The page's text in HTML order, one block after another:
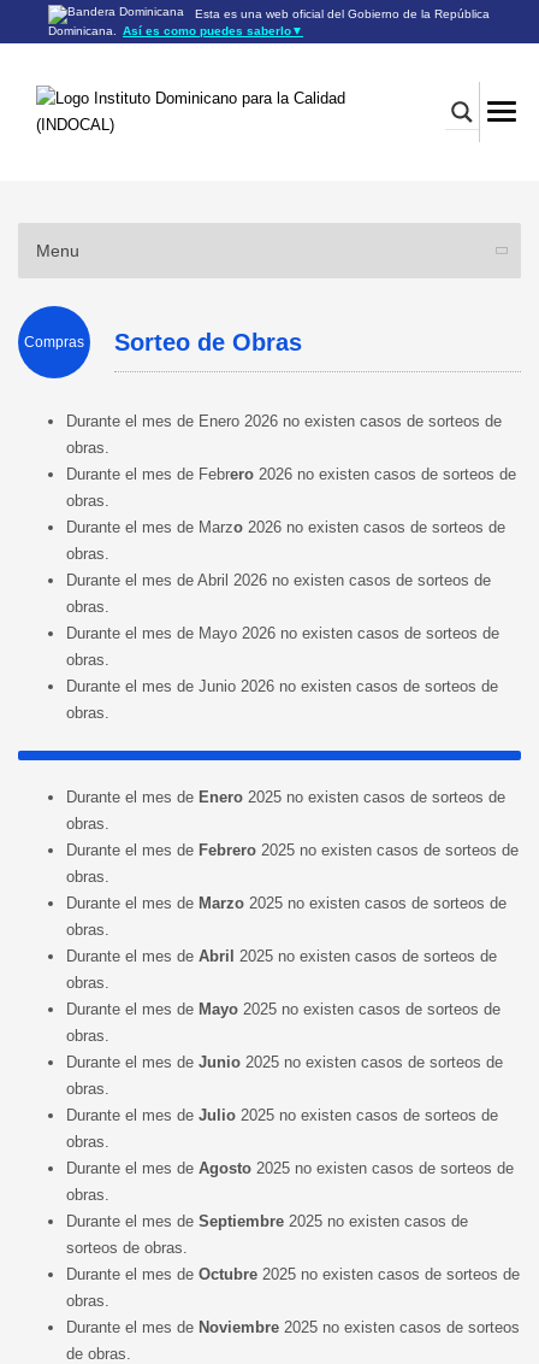
Esta es una web oficial del Gobierno de la República
Dominicana.
Así es como puedes saberlo▼
Los sitios web oficiales utilizan .gob.do o .gov.do
Los sitios web oficiales .gob.do o .gov.do seguros utilizan
HTTPS
Menu
Compras Sorteo de Obras
Durante el mes de Enero 2026 no existen casos de sorteos de
obras.
Durante el mes de Febrero 2026 no existen casos de sorteos de
obras.
Durante el mes de Marzo 2026 no existen casos de sorteos de
obras.
Durante el mes de Abril 2026 no existen casos de sorteos de
obras.
Durante el mes de Mayo 2026 no existen casos de sorteos de
obras.
Durante el mes de Junio 2026 no existen casos de sorteos de
obras.
Durante el mes de Enero 2025 no existen casos de sorteos de
obras.
Durante el mes de Febrero 2025 no existen casos de sorteos de
obras.
Durante el mes de Marzo 2025 no existen casos de sorteos de
obras.
Durante el mes de Abril 2025 no existen casos de sorteos de
obras.
Durante el mes de Mayo 2025 no existen casos de sorteos de
obras.
Durante el mes de Junio 2025 no existen casos de sorteos de
obras.
Durante el mes de Julio 2025 no existen casos de sorteos de
obras.
Durante el mes de Agosto 2025 no existen casos de sorteos de
obras.
Durante el mes de Septiembre 2025 no existen casos de
sorteos de obras.
Durante el mes de Octubre 2025 no existen casos de sorteos de
obras.
Durante el mes de Noviembre 2025 no existen casos de sorteos
de obras.